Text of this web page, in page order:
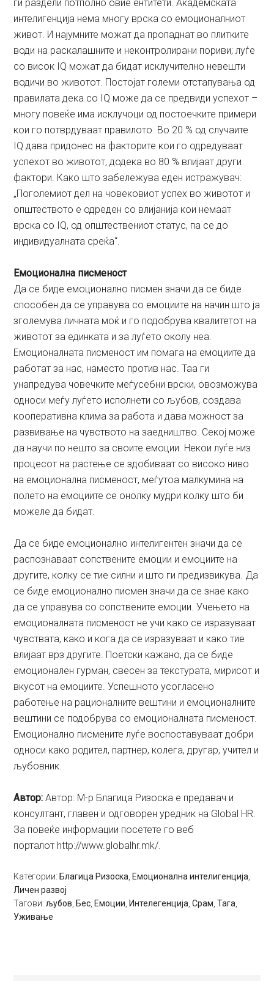
ги раздели потполно овие ентитети. Академската
интелигенција нема многу врска со емоционалниот
живот. И најумните можат да пропаднат во плитките
води на раскалашните и неконтролирани пориви; луѓе
со висок IQ можат да бидат исклучително невешти
водичи во животот. Постојат големи отстапувања од
правилата дека со IQ може да се предвиди успехот –
многу повеќе има исклучоци од постоечките примери
кои го потврдуваат правилото. Во 20 % од случаите
IQ дава придонес на факторите кои го одредуваат
успехот во животот, додека во 80 % влијаат други
фактори. Како што забележува еден истражувач:
„Поголемиот дел на човековиот успех во животот и
општеството е одреден со влијанија кои немаат
врска со IQ, од општествениот статус, па се до
индивидуалната среќа“.
Емоционална писменост
Да се биде емоционално писмен значи да се биде
способен да се управува со емоциите на начин што ја
зголемува личната моќ и го подобрува квалитетот на
животот за единката и за луѓето околу неа.
Емоционалната писменост им помага на емоциите да
работат за нас, наместо против нас. Таа ги
унапредува човечките меѓусебни врски, овозможува
односи меѓу луѓето исполнети со љубов, создава
кооперативна клима за работа и дава можност за
развивање на чувството на заедништво. Секој може
да научи по нешто за своите емоции. Некои луѓе низ
процесот на растење се здобиваат со високо ниво
на емоционална писменост, меѓутоа малкумина на
полето на емоциите се онолку мудри колку што би
можеле да бидат.
Да се биде емоционално интелигентен значи да се
распознаваат сопствените емоции и емоциите на
другите, колку се тие силни и што ги предизвикува. Да
се биде емоционално писмен значи да се знае како
да се управува со сопствените емоции. Учењето на
емоционалната писменост не учи како се изразуваат
чувствата, како и кога да се изразуваат и како тие
влијаат врз другите. Поетски кажано, да се биде
емоционален гурман, свесен за текстурата, мирисот и
вкусот на емоциите. Успешното усогласено
работење на рационалните вештини и емоционалните
вештини се подобрува со емоционалната писменост.
Емоционално писмените луѓе воспоставуваат добри
односи како родител, партнер, колега, другар, учител и
љубовник.
Aвтор: Автор: М-р Благица Ризоска e предавач и
консултант, главен и одговорен уредник на Global HR.
За повеќе информации посетете го веб
порталот http://www.globalhr.mk/.
Категории: Благица Ризоска Емоционална интелигенција
Личен развој
Тагови:љубов Бес Емоции Интелегенција ,Срам ,Тага
Уживање